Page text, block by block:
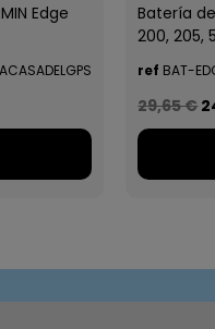
Edge
Batería
200, 205,
ref BAT-
29,65 €